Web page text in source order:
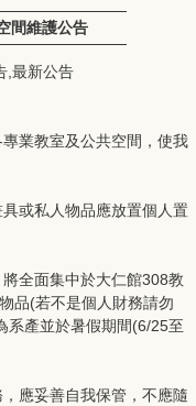
間維護公告
,最新公告
業教室及公共空間，使我
或私人物品應放置個人置
全面集中於大仁館308教
品(若不是個人財務請勿
系產並於暑假期間(6/25至
應妥善自我保管，不應隨